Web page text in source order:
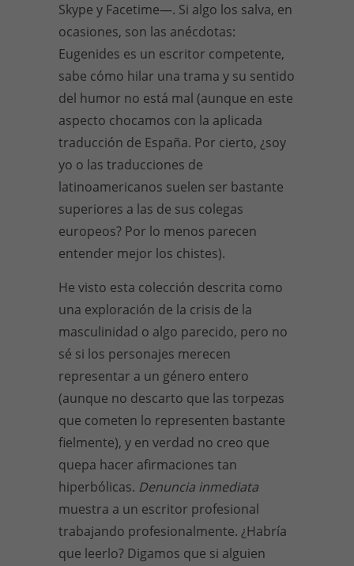
Skype y Facetime—. Si algo los salva, en
ocasiones, son las anécdotas:
Eugenides es un escritor competente,
sabe cómo hilar una trama y su sentido
del humor no está mal (aunque en este
aspecto chocamos con la aplicada
traducción de España. Por cierto, ¿soy
yo o las traducciones de
latinoamericanos suelen ser bastante
superiores a las de sus colegas
europeos? Por lo menos parecen
entender mejor los chistes).
He visto esta colección descrita como
una exploración de la crisis de la
masculinidad o algo parecido, pero no
sé si los personajes merecen
representar a un género entero
(aunque no descarto que las torpezas
que cometen lo representen bastante
fielmente), y en verdad no creo que
quepa hacer afirmaciones tan
hiperbólicas. Denuncia inmediata
muestra a un escritor profesional
trabajando profesionalmente. ¿Habría
que leerlo? Digamos que si alguien